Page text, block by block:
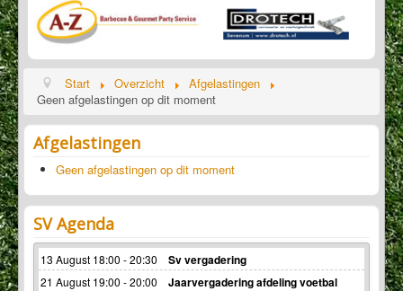
KB 2
KB 35+1
Sponsoren
Start Overzicht
Afgelastingen
Geen afgelastingen op dit moment
Afgelastingen
Geen afgelastingen op dit moment
SV Agenda
13 August 18:00 - 20:30 Sv vergadering
21 August 19:00 - 20:00 Jaarvergadering afdeling voetbal